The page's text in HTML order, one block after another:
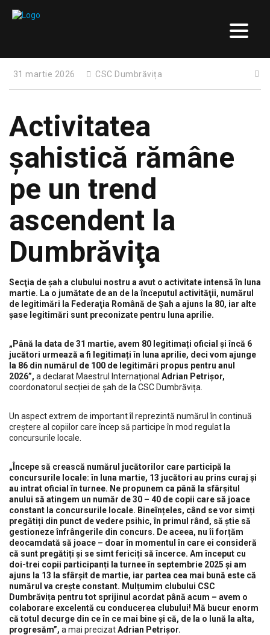
31 martie 2026 CSC Dumbrăvița
Activitatea
şahistică rămâne
pe un trend
ascendent la
Dumbrăviţa
Secţia de şah a clubului nostru a avut o activitate intensă în luna
martie. La o jumătate de an de la începutul activităţii, numărul
de legitimări la Federaţia Română de Şah a ajuns la 80, iar alte
şase legitimări sunt preconizate pentru luna aprilie.
„Până la data de 31 martie, avem 80 legitimați oficial și încă 6
jucători urmează a fi legitimați în luna aprilie, deci vom ajunge
la 86 din numărul de 100 de legitimări propus pentru anul
2026”, a declarat Maestrul Internațional Adrian Petrișor,
coordonatorul secției de șah de la CSC Dumbrăvița.
Un aspect extrem de important îl reprezintă numărul în continuă
creștere al copiilor care încep să participe în mod regulat la
concursurile locale.
„Începe să crească numărul jucătorilor care participă la
concursurile locale: în luna martie, 13 jucători au prins curaj și
au intrat oficial în turnee. Ne propunem ca până la sfârșitul
anului să atingem un număr de 30 – 40 de copii care să joace
constant la concursurile locale. Bineînțeles, când se vor simți
pregătiți din punct de vedere psihic, în primul rând, să știe să
gestioneze înfrângerile din concurs. De aceea, nu îi forțăm
deocamdată să joace – doar în momentul în care ei consideră
că sunt pregătiți și se simt fericiți să încerce. Am început cu
doi-trei copii participanți la turnee în septembrie 2025 și am
ajuns la 13 la sfârșit de martie, iar partea cea mai bună este că
numărul va crește constant. Mulțumim clubului CSC
Dumbrăvița pentru tot sprijinul acordat până acum – avem o
colaborare excelentă cu conducerea clubului! Mă bucur enorm
că totul decurge din ce în ce mai bine și că, de la o lună la alta,
progresăm”, a mai precizatAdrian Petrișor.